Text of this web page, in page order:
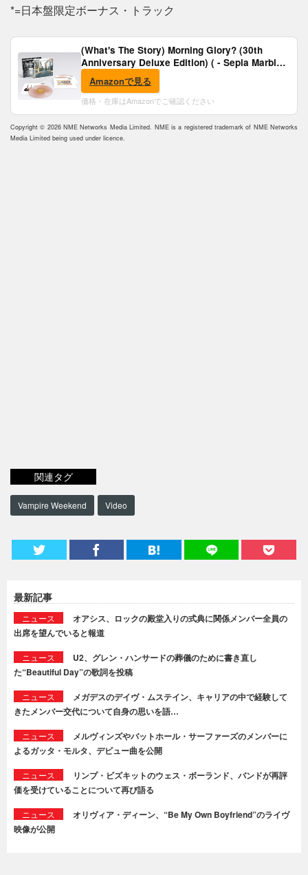
*=日本盤限定ボーナス・トラック
(What's The Story) Morning Glory? (30th
Anniversary Deluxe Edition) ( - Sepia Marble
Vinyl) [Analog]
Amazonで見る
価格・在庫はAmazonでご確認ください
Copyright © 2026 NME Networks Media Limited. NME is a registered trademark of NME Networks
Media Limited being used under licence.
関連タグ
Vampire Weekend Video
最新記事
ニュース
オアシス、ロックの殿堂入りの式典に関係メンバー全員の
出席を望んでいると報道
ニュース
U2、グレン・ハンサードの葬儀のために書き直し
た“Beautiful Day”の歌詞を投稿
ニュース
メガデスのデイヴ・ムステイン、キャリアの中で経験して
きたメンバー交代について自身の思いを語…
ニュース
メルヴィンズやバットホール・サーファーズのメンバーに
よるガッタ・モルタ、デビュー曲を公開
ニュース
リンプ・ビズキットのウェス・ボーランド、バンドが再評
価を受けていることについて再び語る
ニュース
オリヴィア・ディーン、“Be My Own Boyfriend”のライヴ
映像が公開